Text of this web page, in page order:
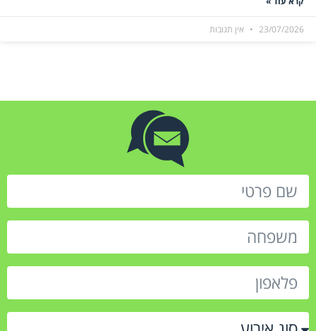
23/07/2026 אין תגובות